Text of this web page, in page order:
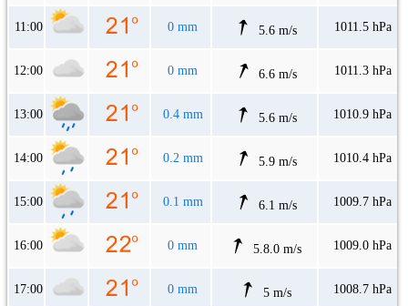
11:00 0 mm 5.6 m/s 1011.5 hPa
12:00 0 mm 6.6 m/s 1011.3 hPa
13:00 0.4 mm 5.6 m/s 1010.9 hPa
14:00 0.2 mm 5.9 m/s 1010.4 hPa
15:00 0.1 mm 6.1 m/s 1009.7 hPa
16:00 0 mm 5.8.0 m/s 1009.0 hPa
17:00 0 mm 5 m/s 1008.7 hPa